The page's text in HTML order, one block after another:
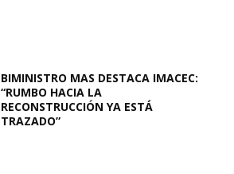
BIMINISTRO MAS DESTACA IMACEC:
“RUMBO HACIA LA
RECONSTRUCCIÓN YA ESTÁ
TRAZADO”